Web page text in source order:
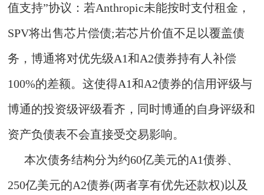
值支持”协议：若Anthropic未能按时支付租金，
SPV将出售芯片偿债;若芯片价值不足以覆盖债
务，博通将对优先级A1和A2债券持有人补偿
100%的差额。这使得A1和A2债券的信用评级与
博通的投资级评级看齐，同时博通的自身评级和
资产负债表不会直接受交易影响。
本次债务结构分为约60亿美元的A1债券、
250亿美元的A2债券(两者享有优先还款权)以及